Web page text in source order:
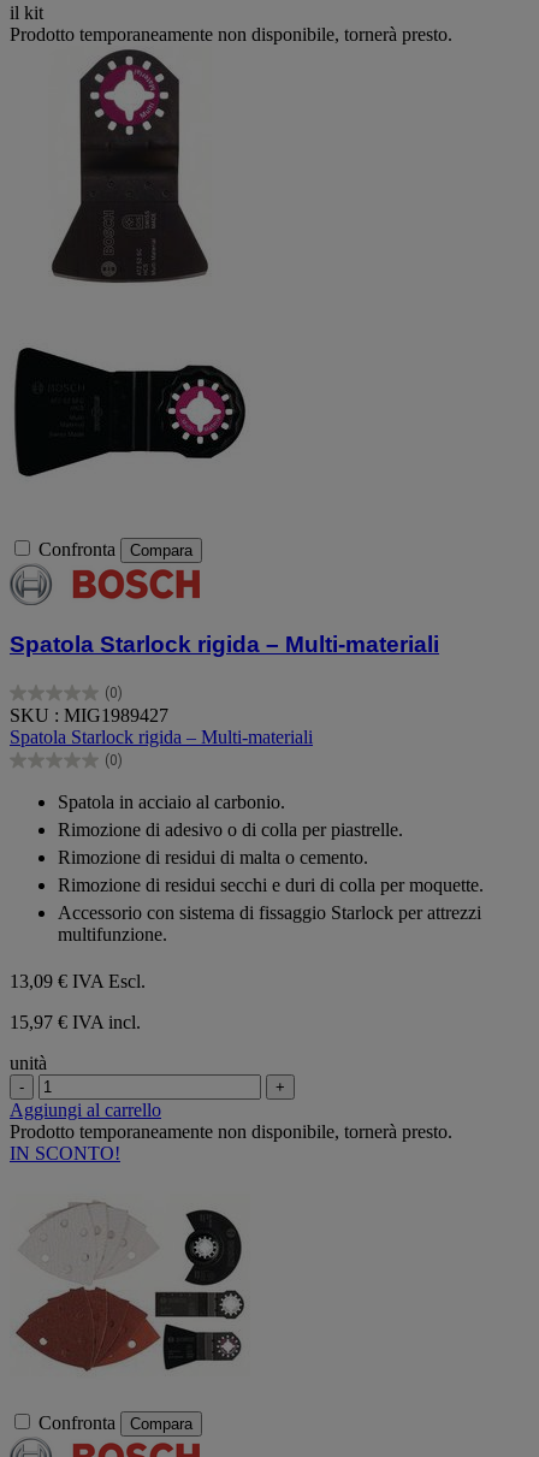
il kit
Prodotto temporaneamente non disponibile, tornerà presto.
Confronta Compara
Spatola Starlock rigida – Multi-materiali
(0)
0.0
su
5
stelle.
SKU : MIG1989427
Spatola Starlock rigida – Multi-materiali
(0)
0.0
stelle.
Spatola in acciaio al carbonio.
Rimozione di adesivo o di colla per piastrelle.
Rimozione di residui di malta o cemento.
Rimozione di residui secchi e duri di colla per moquette.
Accessorio con sistema di fissaggio Starlock per attrezzi
multifunzione.
13,09 € IVA Escl.
15,97 € IVA incl.
unità
- +
Aggiungi al carrello
Prodotto temporaneamente non disponibile, tornerà presto.
IN SCONTO!
Confronta Compara